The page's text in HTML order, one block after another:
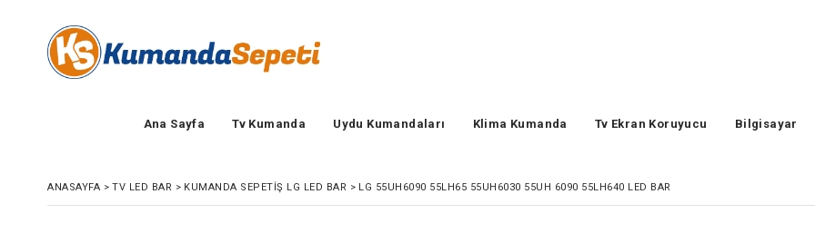
Ana Sayfa Tv Kumanda Uydu Kumandaları Klima Kumanda Tv Ekran Koruyucu Bilgisayar
ANASAYFA > TV LED BAR > KUMANDA SEPETIŞ LG LED BAR > LG 55UH6090 55LH65 55UH6030 55UH 6090 55LH640 LED BAR